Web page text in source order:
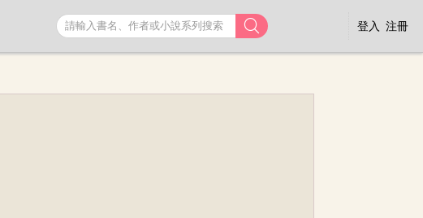
登入 注冊
